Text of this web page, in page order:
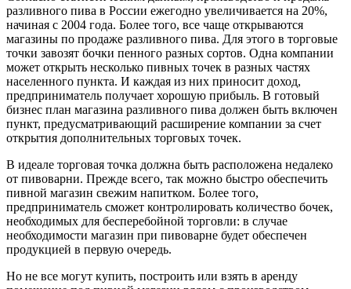
разливного пива в России ежегодно увеличивается на 20%,
начиная с 2004 года. Более того, все чаще открываются
магазины по продаже разливного пива. Для этого в торговые
точки завозят бочки пенного разных сортов. Одна компании
может открыть несколько пивных точек в разных частях
населенного пункта. И каждая из них приносит доход,
предприниматель получает хорошую прибыль. В готовый
бизнес план магазина разливного пива должен быть включен
пункт, предусматривающий расширение компании за счет
открытия дополнительных торговых точек.
В идеале торговая точка должна быть расположена недалеко
от пивоварни. Прежде всего, так можно быстро обеспечить
пивной магазин свежим напитком. Более того,
предприниматель сможет контролировать количество бочек,
необходимых для бесперебойной торговли: в случае
необходимости магазин при пивоварне будет обеспечен
продукцией в первую очередь.
Но не все могут купить, построить или взять в аренду